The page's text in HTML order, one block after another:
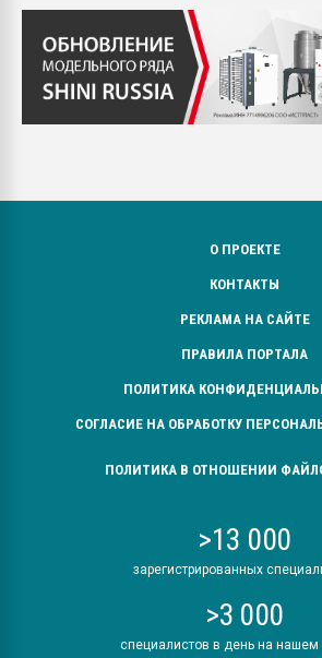
О ПРОЕКТЕ
КОНТАКТЫ
РЕКЛАМА НА САЙТЕ
ПРАВИЛА ПОРТАЛА
ПОЛИТИКА
СОГЛАСИЕ НА ОБРАБОТКУ
ПОЛИТИКА В ОТНОШЕНИИ
>13 000
зарегистрированных
>3 000
специалистов в день на